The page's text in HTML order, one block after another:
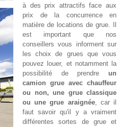
à des prix attractifs face aux
prix de la concurrence en
matière de locations de grue. Il
est important que nos
conseillers vous informent sur
les choix de grues que vous
pouvez louer, et notamment la
possibilité de prendre un
camion grue avec chauffeur
ou non, une grue classique
ou une grue araignée, car il
faut savoir qu'il y a vraiment
différentes sortes de grue et